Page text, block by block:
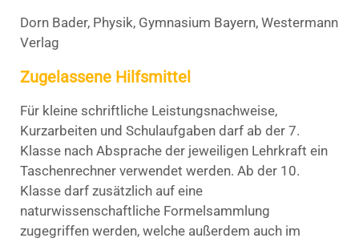
Dorn Bader, Physik, Gymnasium Bayern, Westermann
Verlag
Zugelassene Hilfsmittel
Für kleine schriftliche Leistungsnachweise,
Kurzarbeiten und Schulaufgaben darf ab der 7.
Klasse nach Absprache der jeweiligen Lehrkraft ein
Taschenrechner verwendet werden. Ab der 10.
Klasse darf zusätzlich auf eine
naturwissenschaftliche Formelsammlung
zugegriffen werden, welche außerdem auch im